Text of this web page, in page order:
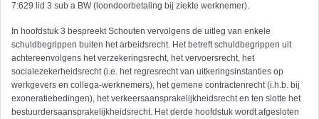
7:629 lid 3 sub a BW (loondoorbetaling bij ziekte werknemer).
In hoofdstuk 3 bespreekt Schouten vervolgens de uitleg van enkele
schuldbegrippen buiten het arbeidsrecht. Het betreft schuldbegrippen uit
achtereenvolgens het verzekeringsrecht, het vervoersrecht, het
socialezekerheidsrecht (i.e. het regresrecht van uitkeringsinstanties op
werkgevers en collega-werknemers), het gemene contractenrecht (i.h.b. bij
exoneratiebedingen), het verkeersaansprakelijkheidsrecht en ten slotte het
bestuurdersaansprakelijkheidsrecht. Het derde hoofdstuk wordt afgesloten